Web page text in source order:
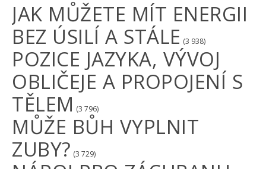
JAK MŮŽETE MÍT ENERGII
BEZ ÚSILÍ A STÁLE (3 938)
POZICE JAZYKA, VÝVOJ
OBLIČEJE A PROPOJENÍ S
TĚLEM (3 796)
MŮŽE BŮH VYPLNIT
ZUBY? (3 729)